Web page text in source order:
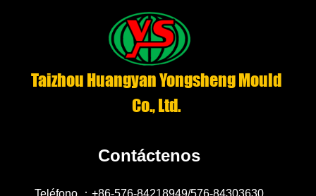
Taizhou Huangyan Yongsheng Mould
Co., Ltd.
Contáctenos